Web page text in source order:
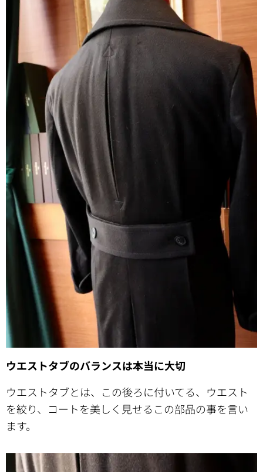
ウエストタブのバランスは本当に大切
ウエストタブとは、この後ろに付いてる、ウエスト
を絞り、コートを美しく見せるこの部品の事を言い
ます。